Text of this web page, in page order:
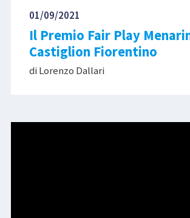
01/09/2021
Il Premio Fair Play
Castiglion Fiorentino
di Lorenzo Dallari